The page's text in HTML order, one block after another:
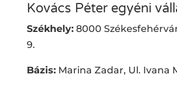
Kovács Péter egyéni
Székhely:8000
9.
Bázis:Marina Zadar, Ul. Ivana